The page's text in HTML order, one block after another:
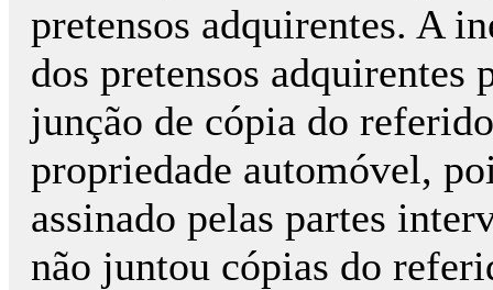
pretensos adquirentes. A
dos pretensos adquirentes
junção de cópia do
propriedade automóvel,
assinado pelas partes
não juntou cópias do